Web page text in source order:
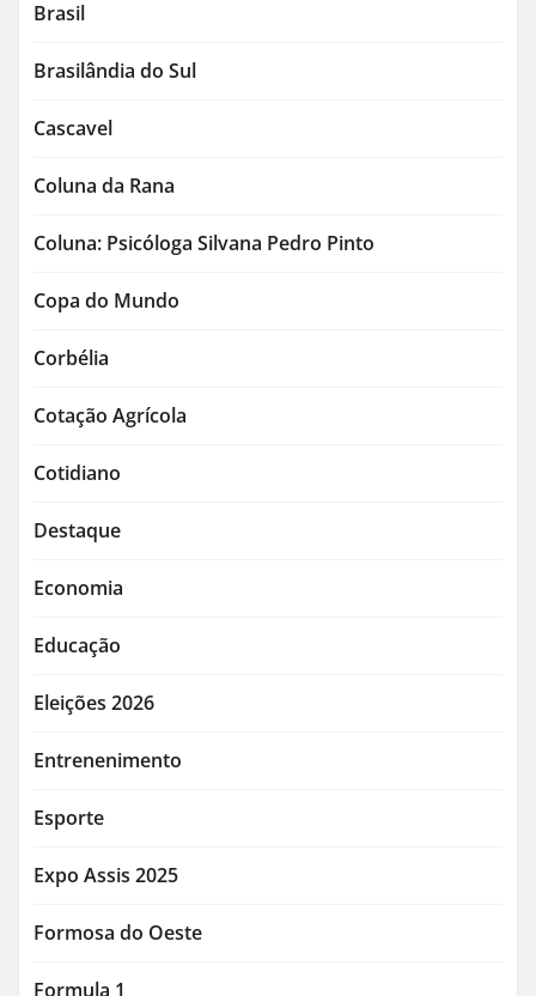
Brasil
Brasilândia do Sul
Cascavel
Coluna da Rana
Coluna: Psicóloga Silvana Pedro Pinto
Copa do Mundo
Corbélia
Cotação Agrícola
Cotidiano
Destaque
Economia
Educação
Eleições 2026
Entrenenimento
Esporte
Expo Assis 2025
Formosa do Oeste
Formula 1